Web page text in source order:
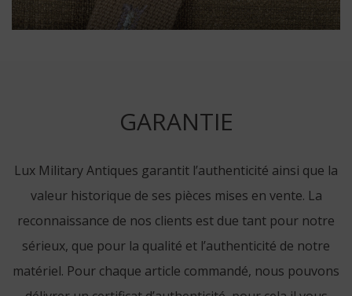
GARANTIE
Lux Military Antiques garantit l’authenticité ainsi que la
valeur historique de ses pièces mises en vente. La
reconnaissance de nos clients est due tant pour notre
sérieux, que pour la qualité et l’authenticité de notre
matériel. Pour chaque article commandé, nous pouvons